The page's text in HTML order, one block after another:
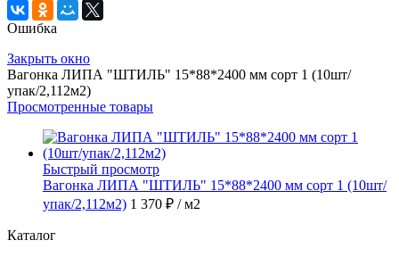
Ошибка
Закрыть окно
Вагонка ЛИПА "ШТИЛЬ" 15*88*2400 мм сорт 1 (10шт/
упак/2,112м2)
Просмотренные товары
Быстрый просмотр
Вагонка ЛИПА "ШТИЛЬ" 15*88*2400 мм сорт 1 (10шт/
упак/2,112м2) 1 370 ₽ / м2
Каталог